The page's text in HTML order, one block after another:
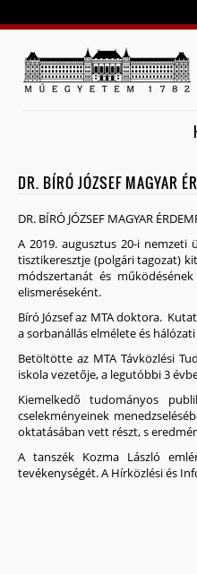
DR. BÍRÓ JÓZSEF MAGYAR
DR. BÍRÓ JÓZSEF MAGYAR
A 2019. augusztus 20-i nemzeti
tisztikeresztje (polgári tagozat)
módszertanát és
elismeréseként.
Bíró József az MTA doktora.
a sorbanállás elmélete és
Betöltötte az MTA Távközlési
iskola vezetője, a legutóbbi 3
Kiemelkedő tudományos
cselekményeinek
oktatásában vett részt, s
A tanszék Kozma László
tevékenységét. A Hírközlési és